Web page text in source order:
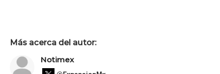
Más acerca del autor:
Notimex